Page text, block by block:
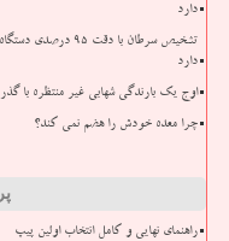
دارد
تشخیص سرطان با
دارد
اوج یک بارندگی شهابی غیر منتظره با گذر
چرا معده خودش را هضم نمی کند؟
راهنمای نهایی و کامل انتخاب اولین پیپ